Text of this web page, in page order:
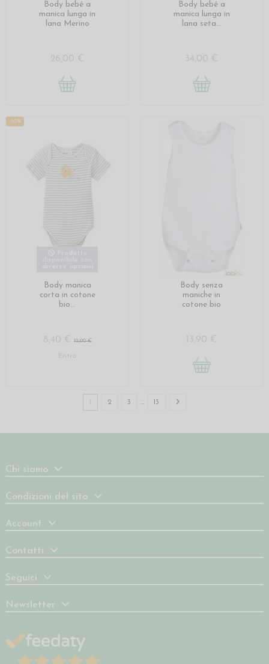
Body bebé a
manica lunga in
lana Merino
26,00 €
Body bebé a
manica lunga in
lana seta...
34,00 €
-30%
Body manica
corta in cotone
bio...
8,40 € 12,00 €
Entra
Body senza
maniche in
cotone bio
13,90 €
1 2 3 … 13
Chi siamo
Condizioni del sito
Account
Contatti
Seguici
Newsletter